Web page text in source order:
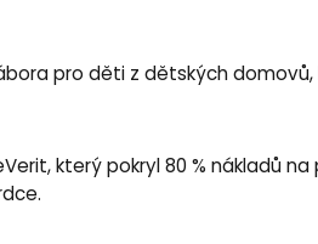
pro děti z dětských
který pokryl 80 % nákladů na